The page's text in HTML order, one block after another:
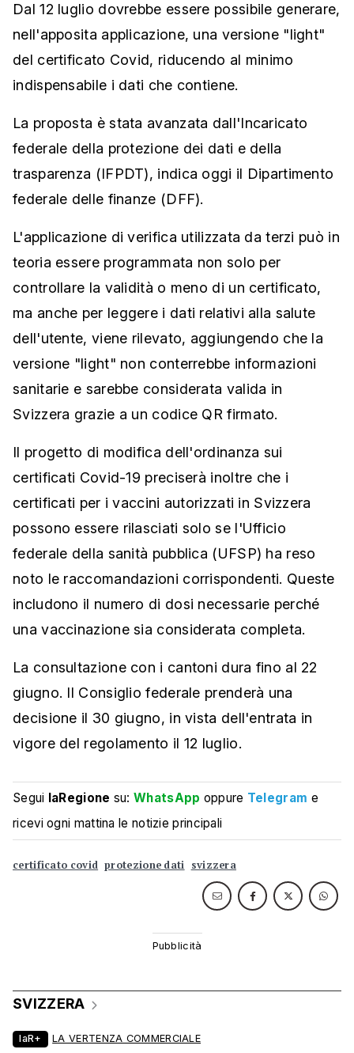
Dal 12 luglio dovrebbe essere possibile generare,
nell'apposita applicazione, una versione "light"
del certificato Covid, riducendo al minimo
indispensabile i dati che contiene.
La proposta è stata avanzata dall'Incaricato
federale della protezione dei dati e della
trasparenza (IFPDT), indica oggi il Dipartimento
federale delle finanze (DFF).
L'applicazione di verifica utilizzata da terzi può in
teoria essere programmata non solo per
controllare la validità o meno di un certificato,
ma anche per leggere i dati relativi alla salute
dell'utente, viene rilevato, aggiungendo che la
versione "light" non conterrebbe informazioni
sanitarie e sarebbe considerata valida in
Svizzera grazie a un codice QR firmato.
Il progetto di modifica dell'ordinanza sui
certificati Covid-19 preciserà inoltre che i
certificati per i vaccini autorizzati in Svizzera
possono essere rilasciati solo se l'Ufficio
federale della sanità pubblica (UFSP) ha reso
noto le raccomandazioni corrispondenti. Queste
includono il numero di dosi necessarie perché
una vaccinazione sia considerata completa.
La consultazione con i cantoni dura fino al 22
giugno. Il Consiglio federale prenderà una
decisione il 30 giugno, in vista dell'entrata in
vigore del regolamento il 12 luglio.
Segui laRegione su:WhatsApp oppure Telegram e
ricevi ogni mattina le notizie principali
certificato covid protezione dati svizzera
SVIZZERA
laR+ LA VERTENZA COMMERCIALE